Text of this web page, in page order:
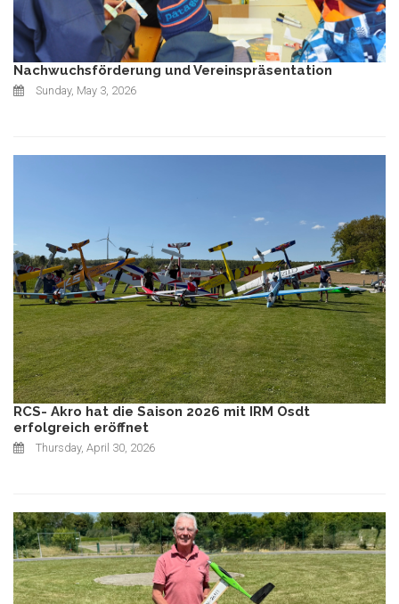
Nachwuchsförderung und Vereinspräsentation
Sunday, May 3, 2026
RCS- Akro hat die Saison 2026 mit IRM Osdt
erfolgreich eröffnet
Thursday, April 30, 2026